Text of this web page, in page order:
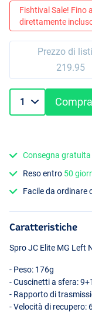
Fishtival Sale! Fino
direttamente
Prezzo di
219.95
Consegna gratuita
Reso entro 50
Facile da ordinare
Caratteristiche
Spro JC Elite MG Left
- Peso: 176g
- Cuscinetti a sfera: 9+1
- Rapporto di
- Velocità di recupero: